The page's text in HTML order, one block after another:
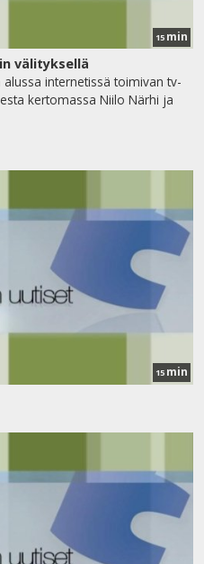
15 min
välityksellä
internetissä toimivan tv-
kertomassa Niilo Närhi ja
15 min